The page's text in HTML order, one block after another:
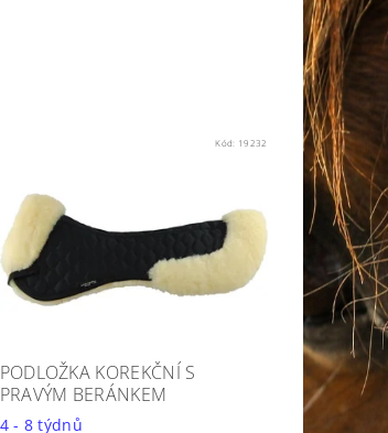
Kód: 19232
PODLOŽKA KOREKČNÍ S
PRAVÝM BERÁNKEM
4 - 8 týdnů